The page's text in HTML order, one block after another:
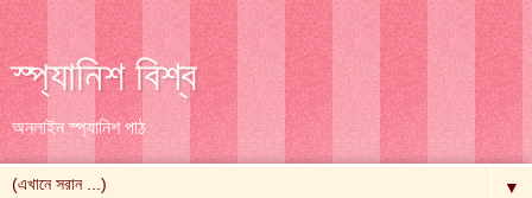
স্প্যানিশ বিশ্ব
অনলাইন স্প্যানিশ পাঠ
▼